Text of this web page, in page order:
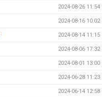
2024-08-26 11:54
2024-08-16 10:02
2024-08-14 11:15
2024-08-06 17:32
2024-08-01 13:00
2024-06-28 11:23
2024-06-14 12:58